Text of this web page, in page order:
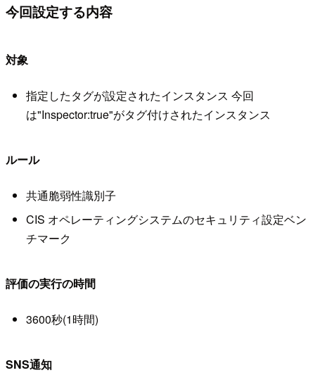
今回設定する内容
対象
指定したタグが設定されたインスタンス 今回
は"Inspector:true"がタグ付けされたインスタンス
ルール
共通脆弱性識別子
CIS オペレーティングシステムのセキュリティ設定ベン
チマーク
評価の実行の時間
3600秒(1時間)
SNS通知